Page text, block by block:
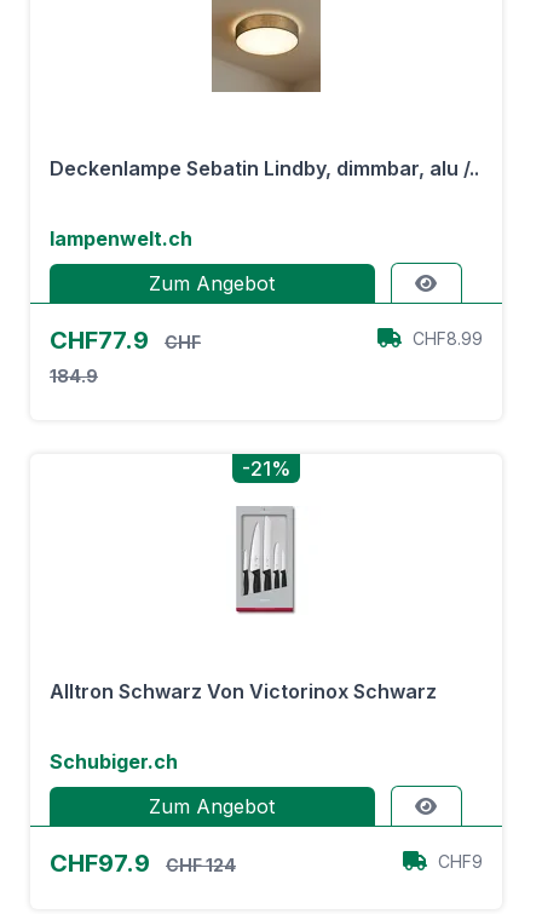
Deckenlampe Sebatin Lindby, dimmbar, alu /..
lampenwelt.ch
Zum Angebot
CHF77.9
CHF
184.9
CHF8.99
-21%
Alltron Schwarz Von Victorinox Schwarz
Schubiger.ch
Zum Angebot
CHF97.9 CHF 124 CHF9